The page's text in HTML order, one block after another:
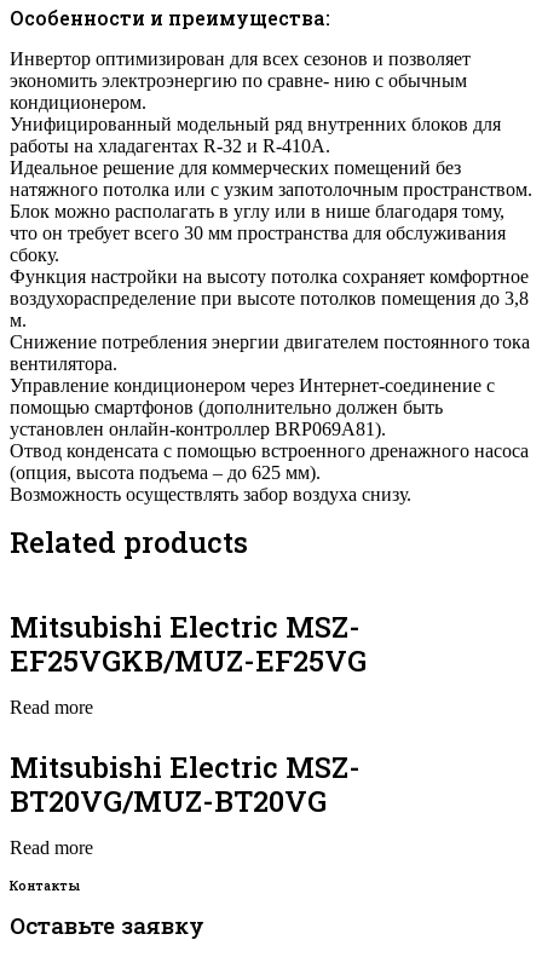
Особенности и преимущества:
Инвертор оптимизирован для всех сезонов и позволяет
экономить электроэнергию по сравне- нию с обычным
кондиционером.
Унифицированный модельный ряд внутренних блоков для
работы на хладагентах R-32 и R-410A.
Идеальное решение для коммерческих помещений без
натяжного потолка или с узким запотолочным пространством.
Блок можно располагать в углу или в нише благодаря тому,
что он требует всего 30 мм пространства для обслуживания
сбоку.
Функция настройки на высоту потолка сохраняет комфортное
воздухораспределение при высоте потолков помещения до 3,8
м.
Снижение потребления энергии двигателем постоянного тока
вентилятора.
Управление кондиционером через Интернет-соединение с
помощью смартфонов (дополнительно должен быть
установлен онлайн-контроллер BRP069A81).
Отвод конденсата с помощью встроенного дренажного насоса
(опция, высота подъема – до 625 мм).
Возможность осуществлять забор воздуха снизу.
Related products
Mitsubishi Electric MSZ-
EF25VGKB/MUZ-EF25VG
Read more
Mitsubishi Electric MSZ-
BT20VG/MUZ-BT20VG
Read more
Контакты
Оставьте заявку